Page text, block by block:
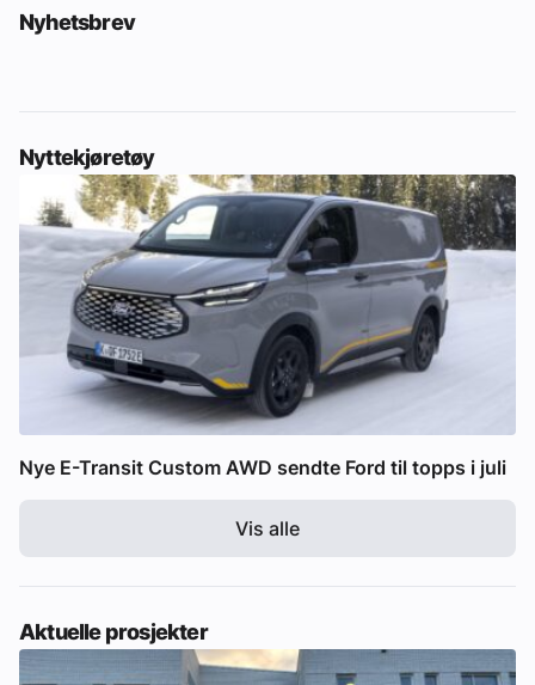
Nyhetsbrev
Nyttekjøretøy
Nye E-Transit Custom AWD sendte Ford til topps i juli
Vis alle
Aktuelle prosjekter